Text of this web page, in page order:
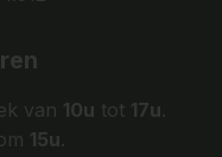
van 10u tot 17u.
15u.